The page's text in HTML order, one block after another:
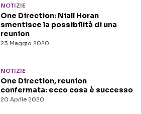
NOTIZIE
23 Maggio 2020
One Direction: Niall Horan
smentisce la possibilità di una
reunion
NOTIZIE
20 Aprile 2020
One Direction, reunion
confermata: ecco cosa è successo